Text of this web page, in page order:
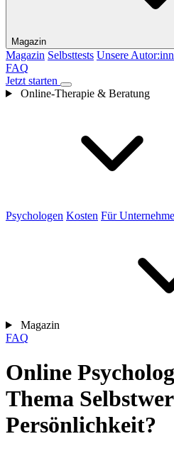
Magazin
Magazin Selbsttests Unsere
FAQ
Jetzt starten
Online-Therapie & Beratung
Psychologen Kosten Für
Magazin
FAQ
Online
Thema
Persönlichkeit?